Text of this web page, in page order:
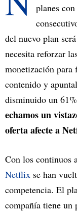
planes
del nuevo plan
necesita reforzar
monetización para
contenido y
disminuido un
echamos un
oferta afecte a
Con los continuos
Netflix se han
competencia. El
compañía tiene un